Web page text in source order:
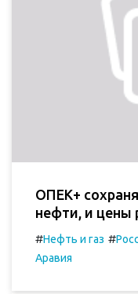
ОПЕК+
нефти, и цены
#Нефть и газ #
Аравия